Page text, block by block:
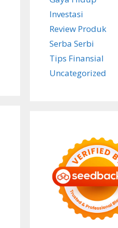
Investasi
Review Produk
Serba Serbi
Tips Finansial
Uncategorized